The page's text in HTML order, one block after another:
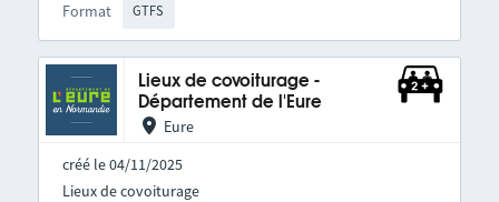
Format GTFS
Lieux de covoiturage -
Département de l'Eure
Eure
créé le 04/11/2025
Lieux de covoiturage